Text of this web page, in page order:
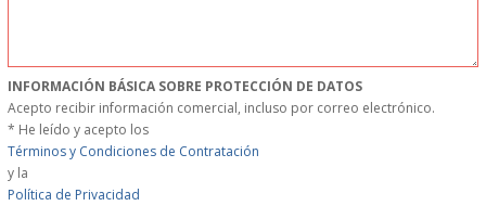
VAJILLA
CUCHILLOS DE COCINA
INFORMACIÓN BÁSICA SOBRE PROTECCIÓN DE DATOS
Acepto recibir información comercial, incluso por correo electrónico.
* He leído y acepto los
Términos y Condiciones de Contratación
y la
Política de Privacidad